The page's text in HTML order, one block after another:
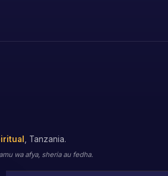
, Tanzania.
wa afya, sheria au fedha.